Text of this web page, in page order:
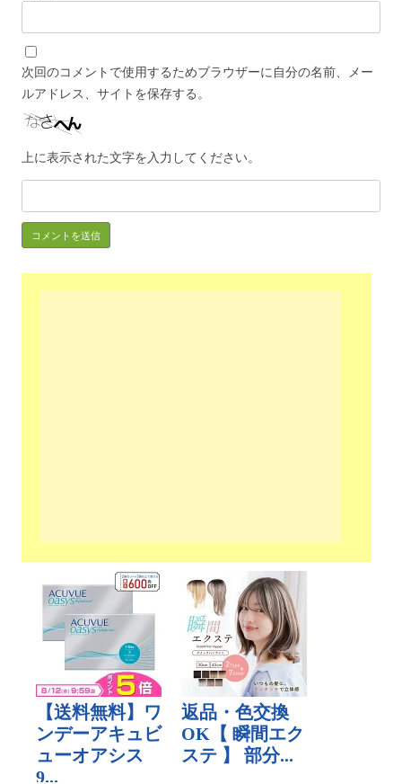
次回のコメントで使用するためブラウザーに自分の名前、メー
ルアドレス、サイトを保存する。
上に表示された文字を入力してください。